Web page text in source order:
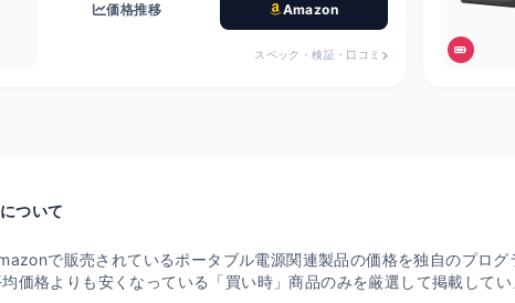
価格推移 Amazon
スペック・検証・口コミ
ついて
で販売されているポータブル電源関連製品の価格を独自のプログ
価格よりも安くなっている「買い時」商品のみを厳選して掲載してい